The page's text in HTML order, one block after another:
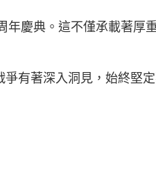
年慶典。這不僅承載著厚
有著深入洞見，始終堅